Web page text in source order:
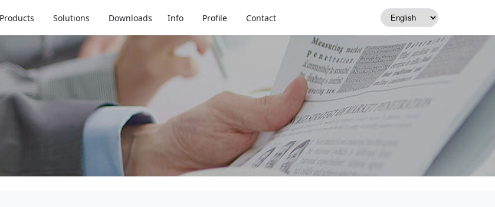
Products Solutions Downloads Info Profile Contact
集成、双模连接与低功耗自助终端适配｜